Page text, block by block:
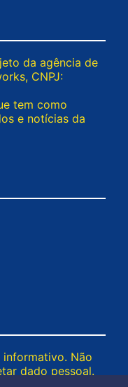
da agência de
CNPJ:
tem como
e notícias da
Não
dado pessoal.